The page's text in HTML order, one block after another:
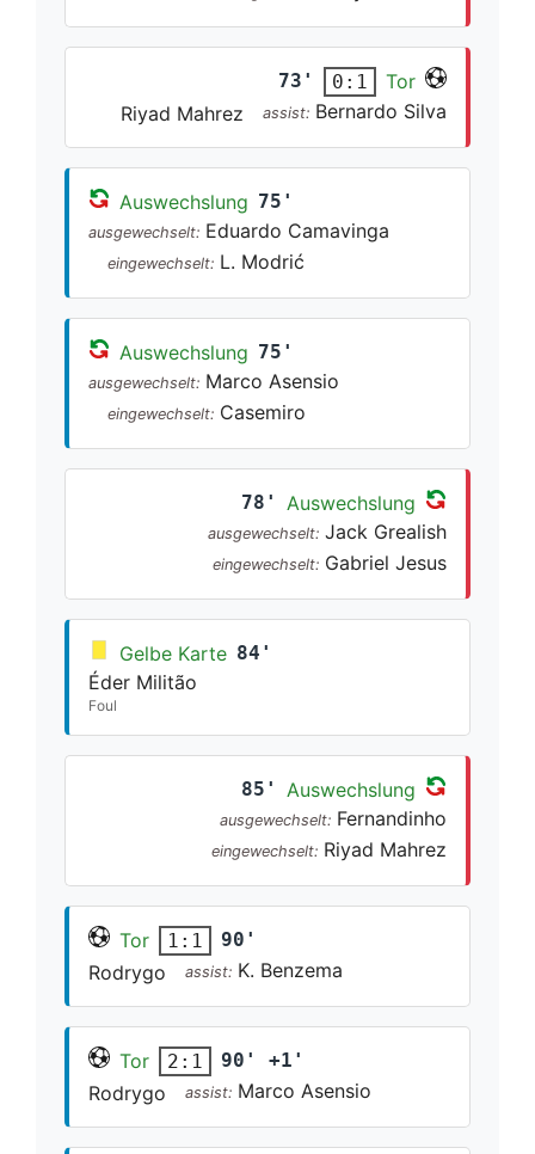
73' 0:1
Tor
Riyad Mahrez
assist: Bernardo Silva
Auswechslung 75'
ausgewechselt: Eduardo Camavinga
eingewechselt: L. Modrić
Auswechslung 75'
ausgewechselt: Marco Asensio
eingewechselt: Casemiro
78' Auswechslung
ausgewechselt: Jack Grealish
eingewechselt: Gabriel Jesus
Gelbe Karte 84'
Éder Militão
Foul
85' Auswechslung
ausgewechselt: Fernandinho
eingewechselt: Riyad Mahrez
Tor 1:1 90'
Rodrygo assist: K. Benzema
Tor 2:1 90' +1'
Rodrygo assist: Marco Asensio